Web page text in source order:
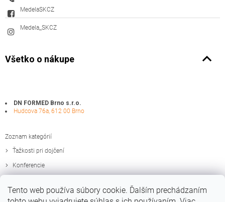
Tento web používa súbory cookie. Ďalším prechádzaním
MedelaSKCZ
Medela_SKCZ
Všetko o nákupe
DN FORMED Brno s.r.o.
Hudcova 76a, 612 00 Brno
Zoznam kategórií
Ťažkosti pri dojčení
Konferencie
Edukačné materiály